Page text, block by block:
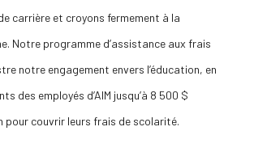
carrière et croyons fermement à la
Notre programme d’assistance aux frais
notre engagement envers l’éducation, en
des employés d’AIM jusqu’à 8 500 $
pour couvrir leurs frais de scolarité.